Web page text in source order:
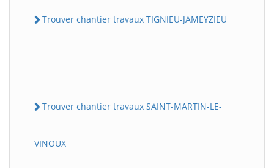
Trouver chantier travaux TIGNIEU-JAMEYZIEU
Trouver chantier travaux SAINT-MARTIN-LE-
VINOUX